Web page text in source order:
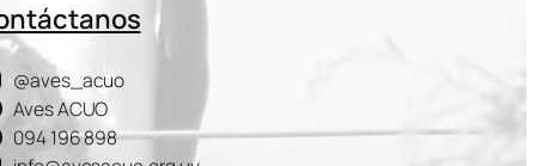
@aves_acuo
Aves ACUO
094 196 898